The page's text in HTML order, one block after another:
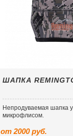
ШАПКА
Непродуваемая шапка
микрофлисом.
от 2000 руб.